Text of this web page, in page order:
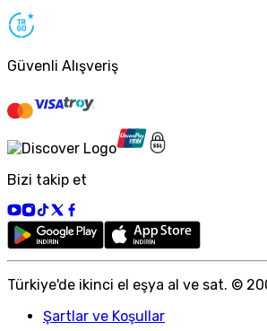
Güvenli Alışveriş
Bizi takip et
Türkiye'de ikinci el eşya al ve sat. ©
Şartlar ve Koşullar